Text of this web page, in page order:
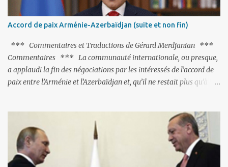
trouvent pas grâce à ses yeux, les traitant de tous les noms, avant
de les traîner en justice. Et comme les politiciens ne lui suffisent
pas, il s'attaque aux dignitaires de l'Église arménienne, les...
Accord de paix Arménie-Azerbaïdjan (suite et non fin)
*** Commentaires et Traductions de Gérard Merdjanian ***
Commentaires *** La communauté internationale, ou presque,
a applaudi la fin des négociations par les intéressés de l’accord de
paix entre l’Arménie et l’Azerbaïdjan et, qu’il ne restait plus qu’à le
Les deux points non résolus portaient sur la renonciation aux
revendications internationales mutuelles et sur l'abstention de
déployer des représentants d'autres pays le long de la frontière
entre l'Arménie et l'Azerbaïdjan. C’est chose faite, l’Arménie a